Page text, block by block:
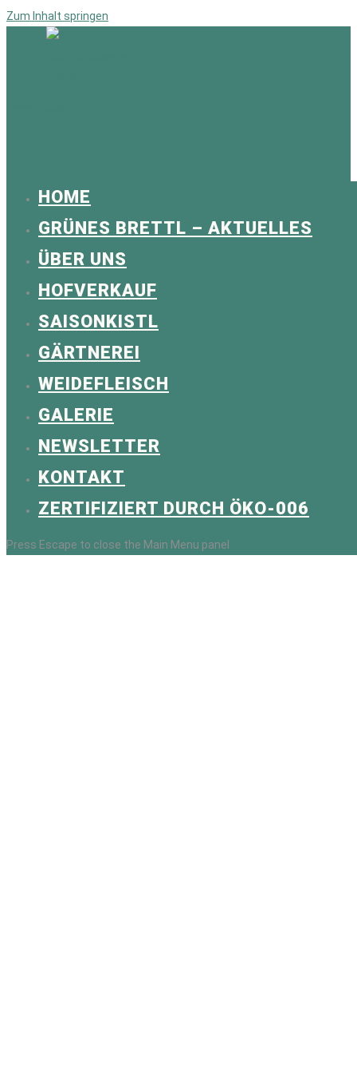
Zum Inhalt springen
HOME
GRÜNES BRETTL – AKTUELLES
ÜBER UNS
HOFVERKAUF
SAISONKISTL
GÄRTNEREI
WEIDEFLEISCH
GALERIE
NEWSLETTER
KONTAKT
ZERTIFIZIERT DURCH ÖKO-006
Press Escape to close the Main Menu panel